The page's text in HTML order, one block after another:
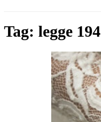
Tag: legge 194